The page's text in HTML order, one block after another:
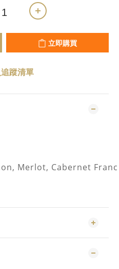
立即購買
蹤清單
Merlot, Cabernet Franc